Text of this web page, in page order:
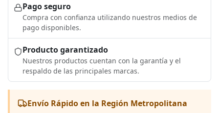
Pago seguro
Compra con confianza utilizando nuestros medios de
pago disponibles.
Producto garantizado
Nuestros productos cuentan con la garantía y el
respaldo de las principales marcas.
Envío Rápido en la Región Metropolitana